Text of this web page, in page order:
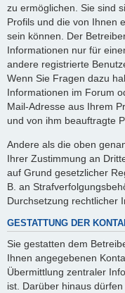
zu ermöglichen. Sie sind
Profils und die von Ihnen
sein können. Der
Informationen nur für
andere registrierte
Wenn Sie Fragen dazu
Informationen im Forum
Mail-Adresse aus Ihrem
und von ihm beauftragte
Andere als die oben
Ihrer Zustimmung an
auf Grund gesetzlicher
B. an
Durchsetzung rechtlicher
GESTATTUNG DER
Sie gestatten dem
Ihnen angegebenen
Übermittlung zentraler
ist. Darüber hinaus